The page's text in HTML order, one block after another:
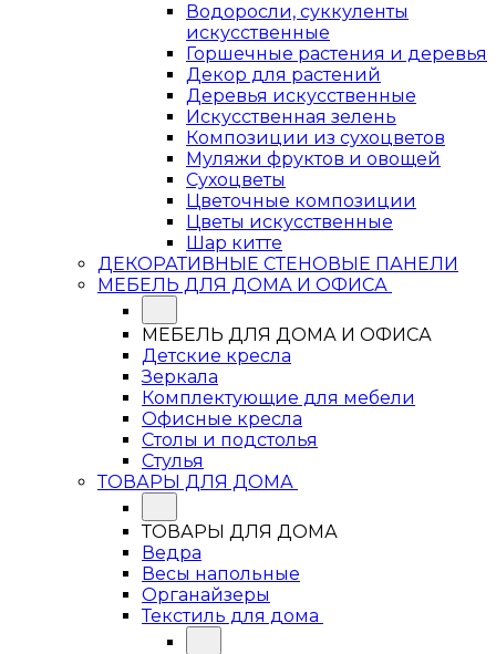
Водоросли, суккуленты
искусственные
Горшечные растения и деревья
Декор для растений
Деревья искусственные
Искусственная зелень
Композиции из сухоцветов
Муляжи фруктов и овощей
Сухоцветы
Цветочные композиции
Цветы искусственные
Шар китте
ДЕКОРАТИВНЫЕ СТЕНОВЫЕ ПАНЕЛИ
МЕБЕЛЬ ДЛЯ ДОМА И ОФИСА
МЕБЕЛЬ ДЛЯ ДОМА И ОФИСА
Детские кресла
Зеркала
Комплектующие для мебели
Офисные кресла
Столы и подстолья
Стулья
ТОВАРЫ ДЛЯ ДОМА
ТОВАРЫ ДЛЯ ДОМА
Ведра
Весы напольные
Органайзеры
Текстиль для дома